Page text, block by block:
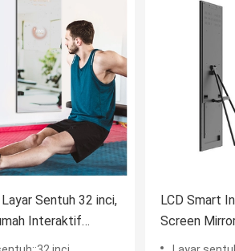
Sentuh 32 inci,
Interaktif
LCD Smart
Screen
untuk Ruang